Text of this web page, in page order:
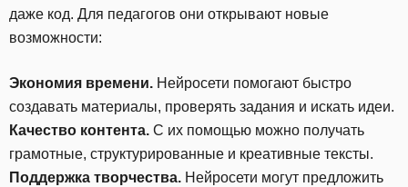
даже код. Для педагогов они открывают новые
возможности:
Экономия времени. Нейросети помогают быстро
создавать материалы, проверять задания и искать идеи.
Качество контента. С их помощью можно получать
грамотные, структурированные и креативные тексты.
Поддержка творчества. Нейросети могут предложить